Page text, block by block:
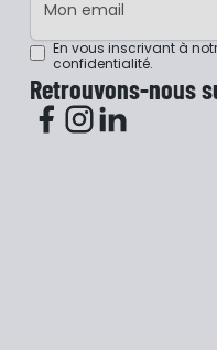
En vous inscrivant à
confidentialité.
Retrouvons-nous